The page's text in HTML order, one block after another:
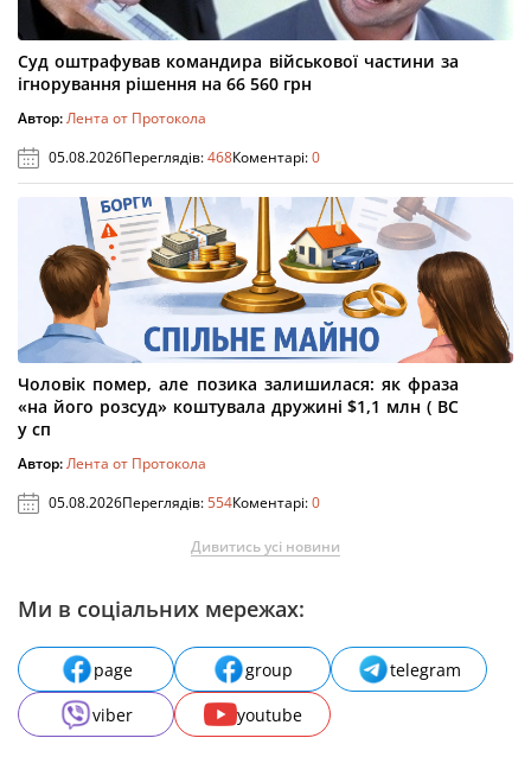
Суд оштрафував командира військової частини за
ігнорування рішення на 66 560 грн
Автор:Лента от Протокола
05.08.2026Переглядів:468Коментарі:0
Чоловік помер, але позика залишилася: як фраза
«на його розсуд» коштувала дружині $1,1 млн ( ВС
у сп
Автор:Лента от Протокола
05.08.2026Переглядів:554Коментарі:0
Дивитись усі новини
Ми в соціальних мережах:
page group
telegram
viber
youtube